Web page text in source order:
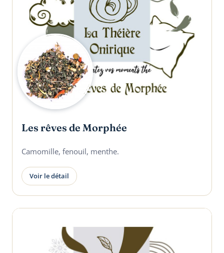
Les rêves de Morphée
Camomille, fenouil, menthe.
Voir le détail